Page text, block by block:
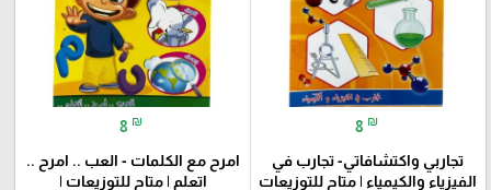
8 ₪
تجاربي واكتشافاتي- تجارب في
الفيزياء والكيمياء | متاح للتوزيعات
8 ₪
امرح مع الكلمات - العب .. امرح ..
اتعلم | متاح للتوزيعات |